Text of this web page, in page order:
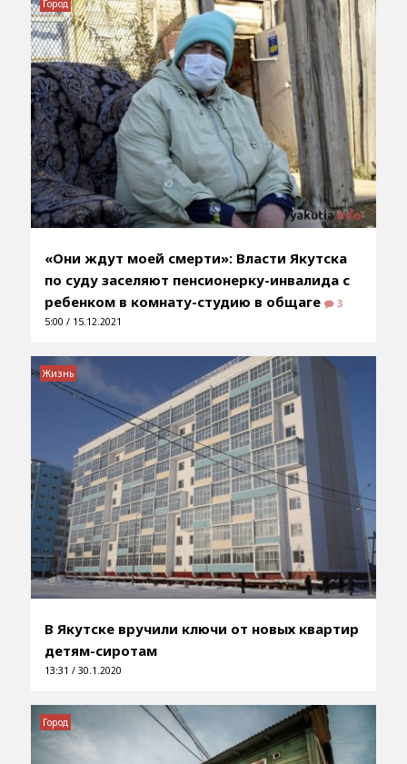
«Они ждут моей смерти»: Власти Якутска
по суду заселяют пенсионерку-инвалида с
ребенком в комнату-студию в общаге
3
5:00 / 15.12.2021
Город
В Якутске вручили ключи от новых квартир
детям-сиротам
13:31 / 30.1.2020
Жизнь
Город